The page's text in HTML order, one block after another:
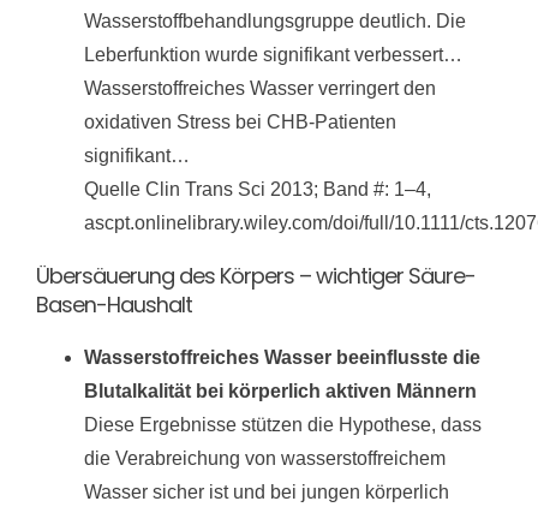
Wasserstoffbehandlungsgruppe deutlich. Die
Leberfunktion wurde signifikant verbessert…
Wasserstoffreiches Wasser verringert den
oxidativen Stress bei CHB-Patienten
signifikant…
Quelle Clin Trans Sci 2013; Band #: 1–4,
ascpt.onlinelibrary.wiley.com/doi/full/10.1111/
Übersäuerung des Körpers – wichtiger Säure-
Basen-Haushalt
Wasserstoffreiches Wasser beeinflusste die
Blutalkalität bei körperlich aktiven Männern
Diese Ergebnisse stützen die Hypothese, dass
die Verabreichung von wasserstoffreichem
Wasser sicher ist und bei jungen körperlich